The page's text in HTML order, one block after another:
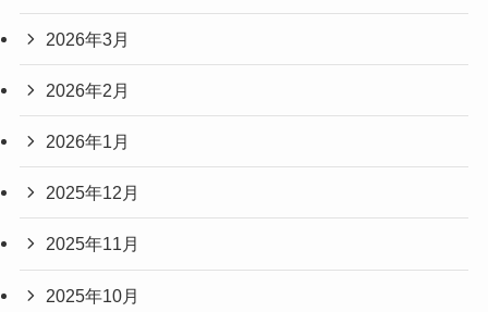
2026年3月
2026年2月
2026年1月
2025年12月
2025年11月
2025年10月